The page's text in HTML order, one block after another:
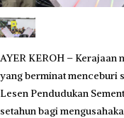
AYER KEROH – Kerajaan
yang berminat menceburi
Lesen Pendudukan
setahun bagi